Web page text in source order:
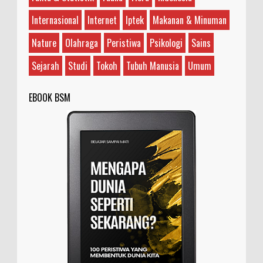
dan memiliki makna yang bervariasi, tergantung
Internasional
Internet Iptek
Makanan & Minuman
Nature
Olahraga Peristiwa Psikologi
Sains
Sejarah
Studi Tokoh Tubuh Manusia Umum
EBOOK BSM